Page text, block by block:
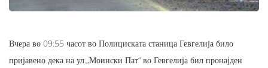
Вчера во 09:55 часот во Полициската станица Гевгелија било
пријавено дека на ул.„Моински Пат“ во Гевгелија бил пронајден